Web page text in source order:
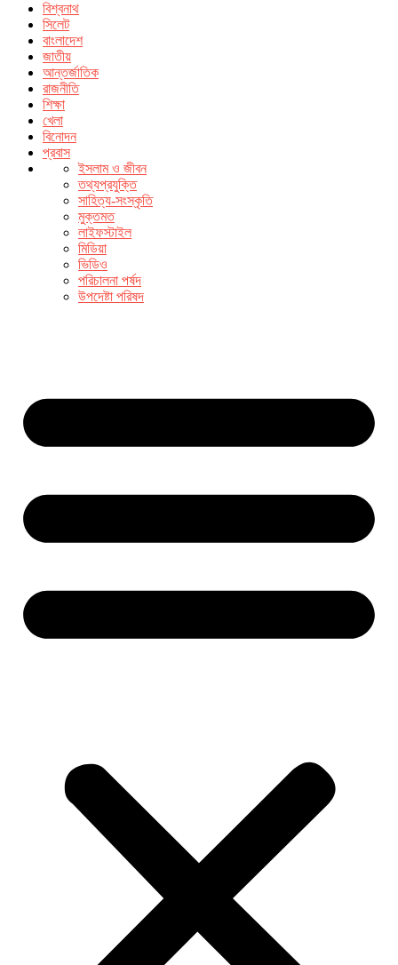
বিশ্বনাথ
সিলেট
বাংলাদেশ
জাতীয়
আন্তর্জাতিক
রাজনীতি
শিক্ষা
খেলা
বিনোদন
প্রবাস
ইসলাম ও জীবন
তথ্যপ্রযুক্তি
সাহিত্য-সংস্কৃতি
মুক্তমত
লাইফস্টাইল
মিডিয়া
ভিডিও
পরিচালনা পর্ষদ
উপদেষ্টা পরিষদ